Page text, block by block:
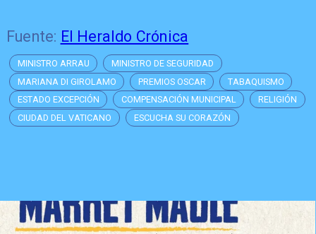
Fuente: El Heraldo Crónica
MINISTRO ARRAU
MINISTRO DE SEGURIDAD
MARIANA DI GIROLAMO
PREMIOS OSCAR
TABAQUISMO
ESTADO EXCEPCIÓN
COMPENSACIÓN MUNICIPAL
RELIGIÓN
CIUDAD DEL VATICANO
ESCUCHA SU CORAZÓN